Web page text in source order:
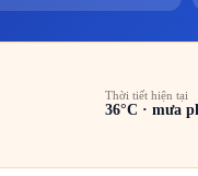
Thời tiết hiện tại
36°C · mưa